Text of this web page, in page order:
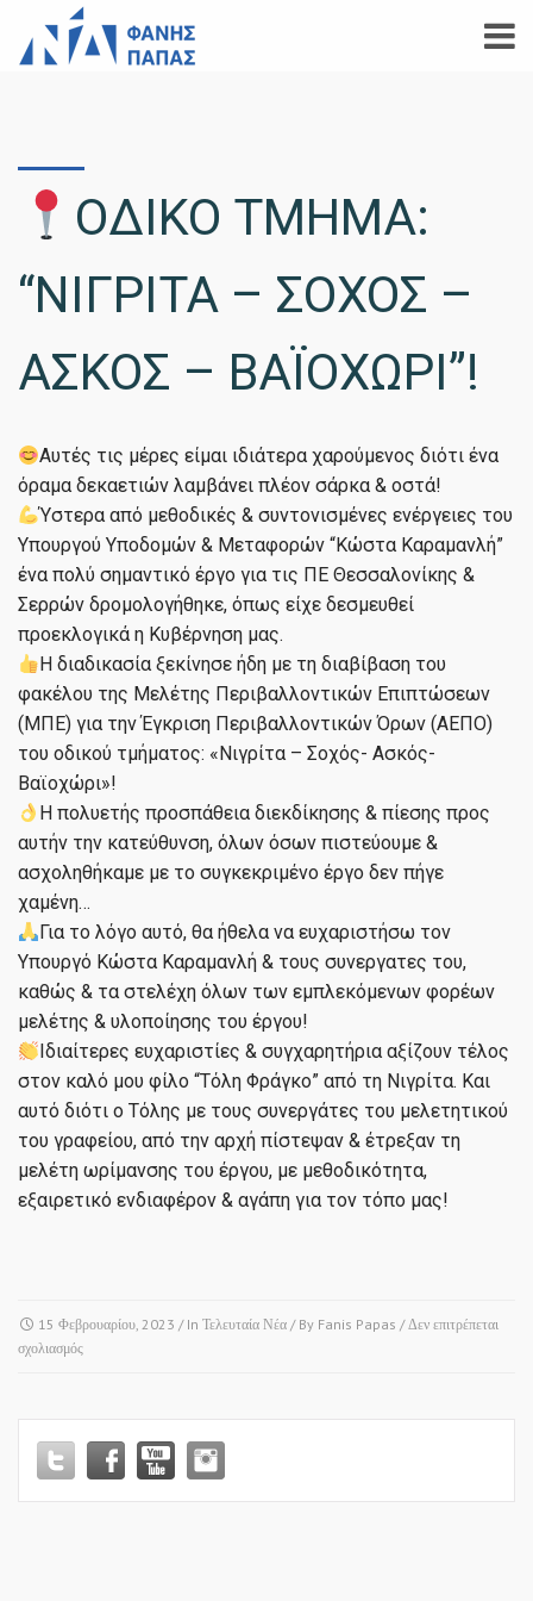
ΟΔΙΚΟ ΤΜΗΜΑ:
“ΝΙΓΡΙΤΑ – ΣΟΧΟΣ –
ΑΣΚΟΣ – ΒΑΪΟΧΩΡΙ”!
Αυτές τις μέρες είμαι ιδιάτερα χαρούμενος διότι ένα
όραμα δεκαετιών λαμβάνει πλέον σάρκα & οστά!
Ύστερα από μεθοδικές & συντονισμένες ενέργειες του
Υπουργού Υποδομών & Μεταφορών “Κώστα Καραμανλή”
ένα πολύ σημαντικό έργο για τις ΠΕ Θεσσαλονίκης &
Σερρών δρομολογήθηκε, όπως είχε δεσμευθεί
προεκλογικά η Κυβέρνηση μας.
Η διαδικασία ξεκίνησε ήδη με τη διαβίβαση του
φακέλου της Μελέτης Περιβαλλοντικών Επιπτώσεων
(ΜΠΕ) για την Έγκριση Περιβαλλοντικών Όρων (ΑΕΠΟ)
του οδικού τμήματος: «Νιγρίτα – Σοχός- Ασκός-
Βαϊοχώρι»!
Η πολυετής προσπάθεια διεκδίκησης & πίεσης προς
αυτήν την κατεύθυνση, όλων όσων πιστεύουμε &
ασχοληθήκαμε με το συγκεκριμένο έργο δεν πήγε
χαμένη…
Για το λόγο αυτό, θα ήθελα να ευχαριστήσω τον
Υπουργό Κώστα Καραμανλή & τους συνεργατες του,
καθώς & τα στελέχη όλων των εμπλεκόμενων φορέων
μελέτης & υλοποίησης του έργου!
Ιδιαίτερες ευχαριστίες & συγχαρητήρια αξίζουν τέλος
στον καλό μου φίλο “Τόλη Φράγκο” από τη Νιγρίτα. Και
αυτό διότι ο Τόλης με τους συνεργάτες του μελετητικού
του γραφείου, από την αρχή πίστεψαν & έτρεξαν τη
μελέτη ωρίμανσης του έργου, με μεθοδικότητα,
εξαιρετικό ενδιαφέρον & αγάπη για τον τόπο μας!
15 Φεβρουαρίου, 2023 / In Τελευταία Νέα / By Fanis Papas /Δεν επιτρέπεται
σχολιασμόςστο
ΤΜΗΜΑ:
“ΝΙΓΡΙΤΑ